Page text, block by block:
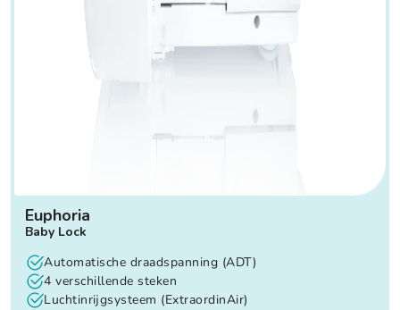
Euphoria
Baby Lock
Automatische draadspanning (ADT)
4 verschillende steken
Luchtinrijgsysteem (ExtraordinAir)